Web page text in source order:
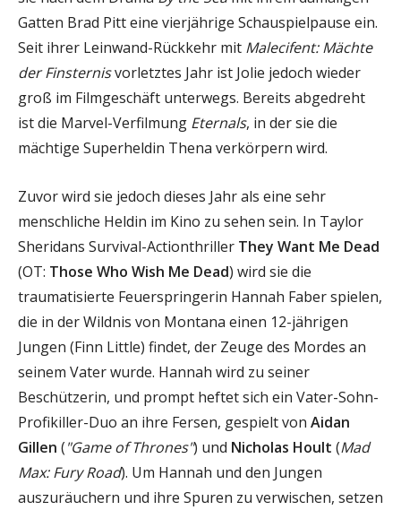
Gatten Brad Pitt eine vierjährige Schauspielpause ein.
Seit ihrer Leinwand-Rückkehr mit Malecifent: Mächte
der Finsternisvorletztes Jahr ist Jolie jedoch wieder
groß im Filmgeschäft unterwegs. Bereits abgedreht
ist die Marvel-Verfilmung Eternals, in der sie die
mächtige Superheldin Thena verkörpern wird.
Zuvor wird sie jedoch dieses Jahr als eine sehr
menschliche Heldin im Kino zu sehen sein. In Taylor
Sheridans Survival-Actionthriller They Want Me Dead
(OT: Those Who Wish Me Dead) wird sie die
traumatisierte Feuerspringerin Hannah Faber spielen,
die in der Wildnis von Montana einen 12-jährigen
Jungen (Finn Little) findet, der Zeuge des Mordes an
seinem Vater wurde. Hannah wird zu seiner
Beschützerin, und prompt heftet sich ein Vater-Sohn-
Profikiller-Duo an ihre Fersen, gespielt von Aidan
Gillen ("Game of Thrones") und Nicholas Hoult (Mad
Max: Fury Road). Um Hannah und den Jungen
auszuräuchern und ihre Spuren zu verwischen, setzen